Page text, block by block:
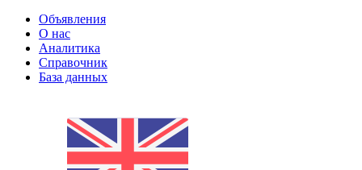
Объявления
О нас
Аналитика
Справочник
База данных